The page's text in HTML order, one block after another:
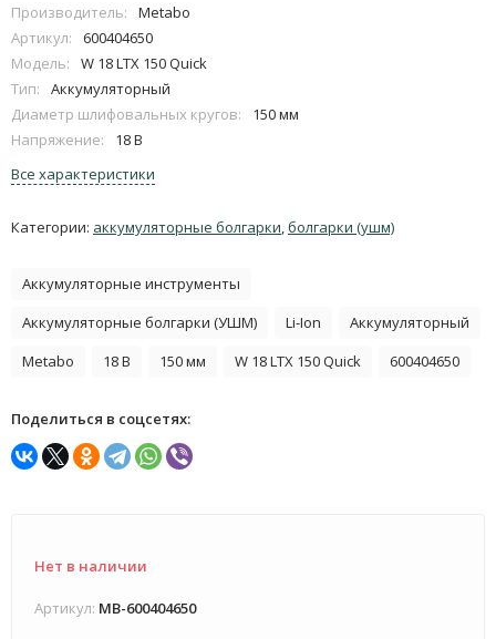
Производитель:
Metabo
Артикул:
600404650
Модель:
W 18 LTX 150 Quick
Тип:
Аккумуляторный
Диаметр шлифовальных кругов:
150 мм
Напряжение:
18 В
Все характеристики
Категории: аккумуляторные болгарки,болгарки (ушм)
Аккумуляторные инструменты
Аккумуляторные болгарки (УШМ)
Li-Ion
Аккумуляторный
Metabo
18 В 150 мм W 18 LTX 150 Quick 600404650
Поделиться в соцсетях:
Нет в наличии
Артикул: MB-600404650